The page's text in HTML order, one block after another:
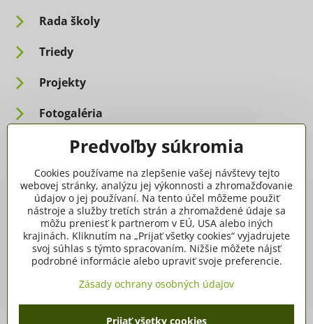
Rada školy
Triedy
Projekty
Fotogaléria
Informácie pre rodičov
Dôležité informácie
Ako spracúvame osobné údaje
Tlačivá, dokumenty
Predvoľby súkromia
Cookies používame na zlepšenie vašej návštevy tejto
webovej stránky, analýzu jej výkonnosti a zhromažďovanie
údajov o jej používaní. Na tento účel môžeme použiť
nástroje a služby tretích strán a zhromaždené údaje sa
môžu preniesť k partnerom v EÚ, USA alebo iných
krajinách. Kliknutím na „Prijať všetky cookies“ vyjadrujete
svoj súhlas s týmto spracovaním. Nižšie môžete nájsť
podrobné informácie alebo upraviť svoje preferencie.
Zásady ochrany osobných údajov
Prijať všetky cookies